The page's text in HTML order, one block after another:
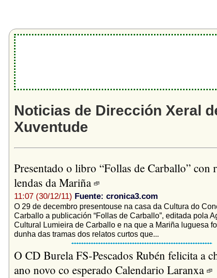
Noticias de Dirección Xeral
Xuventude
Presentado o libro “Follas de Carballo” con
lendas da Mariña
11:07 (30/12/11) Fuente: cronica3.com
O 29 de decembro presentouse na casa da Cultura do
Carballo a publicación “Follas de Carballo”, editada pola
Cultural Lumieira de Carballo e na que a Mariña luguesa
dunha das tramas dos relatos curtos que...
O CD Burela FS-Pescados Rubén felicita a
ano novo co esperado Calendario Laranxa